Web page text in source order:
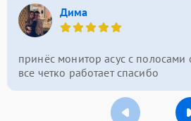
Дима
принёс монитор асус с полосами
все четко работает спасибо